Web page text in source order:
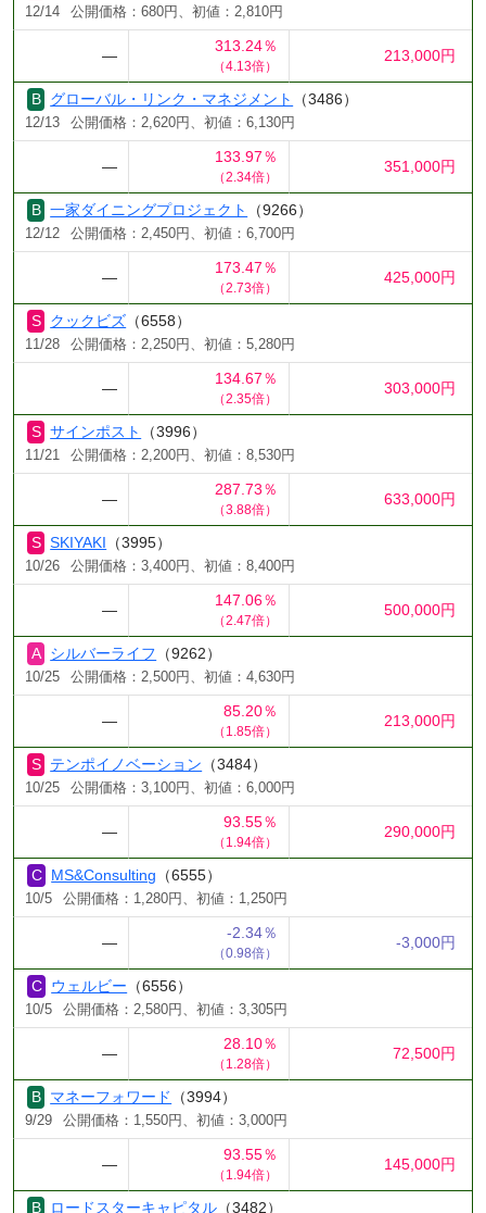
12/14 公開価格：680円、初値：2,810円
―
313.24％
（4.13倍）
213,000円
グローバル・リンク・マネジメント （3486）
12/13 公開価格：2,620円、初値：6,130円
―
133.97％
（2.34倍）
351,000円
一家ダイニングプロジェクト （9266）
12/12 公開価格：2,450円、初値：6,700円
―
173.47％
（2.73倍）
425,000円
クックビズ （6558）
11/28 公開価格：2,250円、初値：5,280円
―
134.67％
（2.35倍）
303,000円
サインポスト （3996）
11/21 公開価格：2,200円、初値：8,530円
―
287.73％
（3.88倍）
633,000円
SKIYAKI （3995）
10/26 公開価格：3,400円、初値：8,400円
―
147.06％
（2.47倍）
500,000円
シルバーライフ （9262）
10/25 公開価格：2,500円、初値：4,630円
―
85.20％
（1.85倍）
213,000円
テンポイノベーション （3484）
10/25 公開価格：3,100円、初値：6,000円
―
93.55％
（1.94倍）
290,000円
MS&Consulting （6555）
10/5 公開価格：1,280円、初値：1,250円
―
-2.34％
（0.98倍）
-3,000円
ウェルビー （6556）
10/5 公開価格：2,580円、初値：3,305円
―
28.10％
（1.28倍）
72,500円
マネーフォワード （3994）
9/29 公開価格：1,550円、初値：3,000円
―
93.55％
（1.94倍）
145,000円
ロードスターキャピタル （3482）